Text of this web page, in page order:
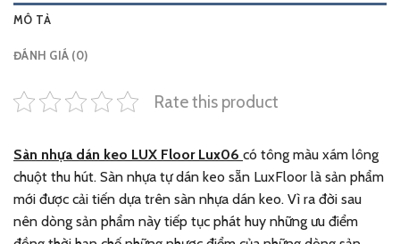
MÔ TẢ
ĐÁNH GIÁ (0)
Rate this product
Sàn nhựa dán keo LUX Floor Lux06 có tông màu xám lông
chuột thu hút. Sàn nhựa tự dán keo sẵn LuxFloor là sản phẩm
mới được cải tiến dựa trên sàn nhựa dán keo. Vì ra đời sau
nên dòng sản phẩm này tiếp tục phát huy những ưu điểm